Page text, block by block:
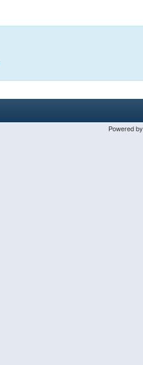
Powered by